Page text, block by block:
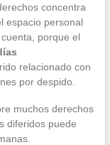
concentra
espacio personal
porque el
relacionado con
por despido.
muchos derechos
diferidos puede